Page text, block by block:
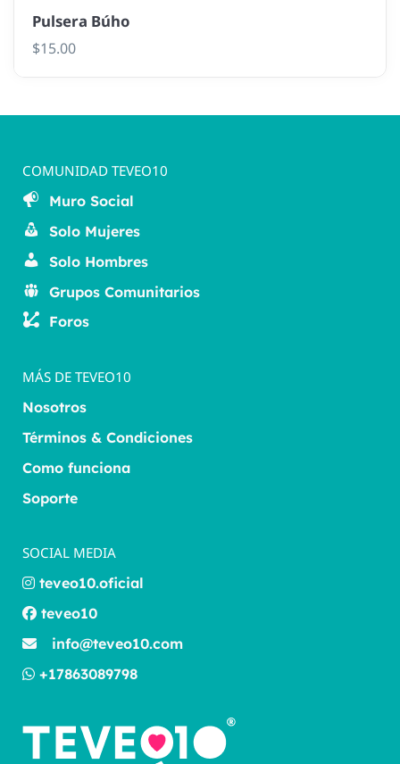
Pulsera Búho
$15.00
COMUNIDAD TEVEO10
Muro Social
Solo Mujeres
Solo Hombres
Grupos Comunitarios
Foros
MÁS DE TEVEO10
Nosotros
Términos & Condiciones
Como funciona
Soporte
SOCIAL MEDIA
teveo10.oficial
teveo10
info@teveo10.com
+17863089798